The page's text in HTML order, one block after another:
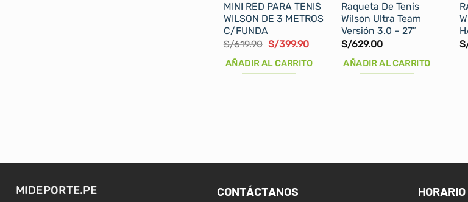
MINI RED PARA TENIS
WILSON DE 3 METROS
C/FUNDA
S/619.90 El
precio
original
era:
S/399.90El
actual
AÑADIR AL CARRITO
Raqueta De Tenis
Wilson Ultra Team
Versión 3.0 – 27″
S/629.00
AÑADIR AL CARRITO
MIDEPORTE.PE CONTÁCTANOS